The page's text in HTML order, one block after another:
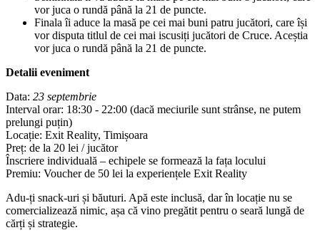
vor juca o rundă până la 21 de puncte.
Finala îi aduce la masă pe cei mai buni patru jucători, care își
vor disputa titlul de cei mai iscusiți jucători de Cruce. Aceștia
vor juca o rundă până la 21 de puncte.
Detalii eveniment
Data: 23 septembrie
Interval orar: 18:30 - 22:00 (dacă meciurile sunt strânse, ne putem
prelungi puțin)
Locație: Exit Reality, Timișoara
Preț: de la 20 lei / jucător
Înscriere individuală – echipele se formează la fața locului
Premiu: Voucher de 50 lei la experiențele Exit Reality
Adu-ți snack-uri și băuturi. Apă este inclusă, dar în locație nu se
comercializează nimic, așa că vino pregătit pentru o seară lungă de
cărți și strategie.